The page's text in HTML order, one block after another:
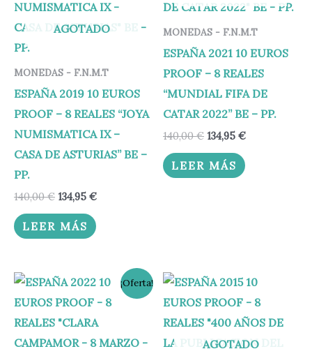
AGOTADO
MONEDAS - F.N.M.T
ESPAÑA 2019 10 EUROS
PROOF – 8 REALES “JOYA
NUMISMATICA IX –
CASA DE ASTURIAS” BE –
PP.
140,00€ 134,95 €
LEER MÁS
MONEDAS - F.N.M.T
ESPAÑA 2021 10 EUROS
PROOF – 8 REALES
“MUNDIAL FIFA DE
CATAR 2022” BE – PP.
140,00€ 134,95 €
LEER MÁS
¡Oferta!
El
precio
original
era:
140,00 €.
El
precio
actual
134,95 €.
AGOTADO